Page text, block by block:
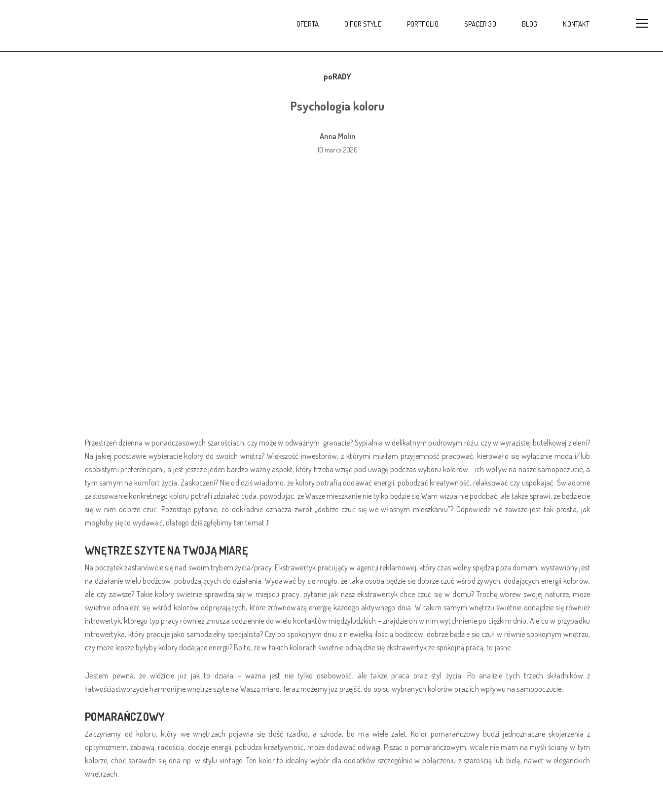
OFERTA O FOR STYLE PORTFOLIO SPACER 3D BLOG KONTAKT
poRADY
Psychologia koloru
Anna Molin
10 marca 2020
Przestrzeń dzienna w ponadczasowych szarościach, czy może w odważnym granacie? Sypialnia w delikatnym pudrowym różu, czy w wyrazistej butelkowej zieleni?
Na jakiej podstawie wybieracie kolory do swoich wnętrz? Większość inwestorów, z którymi miałam przyjemność pracować, kierowało się wyłącznie modą i/lub
osobistymi preferencjami, a jest jeszcze jeden bardzo ważny aspekt, który trzeba wziąć pod uwagę podczas wyboru kolorów – ich wpływ na nasze samopoczucie, a
tym samym na komfort życia. Zaskoczeni? Nie od dziś wiadomo, że kolory potrafią dodawać energii, pobudzać kreatywność, relaksować czy uspokajać. Świadome
zastosowanie konkretnego koloru potrafi zdziałać cuda, powodując, że Wasze mieszkanie nie tylko będzie się Wam wizualnie podobać, ale także sprawi, że będziecie
się w nim dobrze czuć. Pozostaje pytanie, co dokładnie oznacza zwrot „dobrze czuć się we własnym mieszkaniu”? Odpowiedź nie zawsze jest tak prosta, jak
mogłoby się to wydawać, dlatego dziś zgłębimy ten tematJ
WNĘTRZE SZYTE NA TWOJĄ MIARĘ
Na początek zastanówcie się nad swoim trybem życia/pracy. Ekstrawertyk pracujący w agencji reklamowej, który czas wolny spędza poza domem, wystawiony jest
na działanie wielu bodźców, pobudzających do działania. Wydawać by się mogło, że taka osoba będzie się dobrze czuć wśród żywych, dodających energii kolorów,
ale czy zawsze? Takie kolory świetnie sprawdzą się w miejscu pracy, pytanie jak nasz ekstrawertyk chce czuć się w domu? Trochę wbrew swojej naturze, może
świetnie odnaleźć się wśród kolorów odprężających, które zrównoważą energię każdego aktywnego dnia. W takim samym wnętrzu świetnie odnajdzie się również
introwertyk, którego typ pracy również zmusza codziennie do wielu kontaktów międzyludzkich – znajdzie on w nim wytchnienie po ciężkim dniu. Ale co w przypadku
introwertyka, który pracuje jako samodzielny specjalista? Czy po spokojnym dniu z niewielką ilością bodźców, dobrze będzie się czuł w równie spokojnym wnętrzu,
czy może lepsze byłyby kolory dodające energii? Bo to, że w takich kolorach świetnie odnajdzie się ekstrawertyk ze spokojną pracą, to jasne.
Jestem pewna, że widzicie już jak to działa – ważna jest nie tylko osobowość, ale także praca oraz styl życia. Po analizie tych trzech składników z
łatwościąstworzycie harmonijne wnętrze szyte na Waszą miarę. Teraz możemy już przejść, do opisu wybranych kolorów oraz ich wpływu na samopoczucie.
POMARAŃCZOWY
Zaczynamy od koloru, który we wnętrzach pojawia się dość rzadko, a szkoda, bo ma wiele zalet. Kolor pomarańczowy budzi jednoznaczne skojarzenia z
optymizmem, zabawą, radością, dodaje energii, pobudza kreatywność, może dodawać odwagi. Pisząc o pomarańczowym, wcale nie mam na myśli ściany w tym
kolorze, choć sprawdzi się ona np. w stylu vintage. Ten kolor to idealny wybór dla dodatków szczególnie w połączeniu z szarością lub bielą, nawet w eleganckich
wnętrzach.